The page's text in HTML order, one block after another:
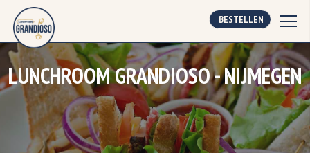
BESTELLEN
LUNCHROOM GRANDIOSO - NIJMEGEN